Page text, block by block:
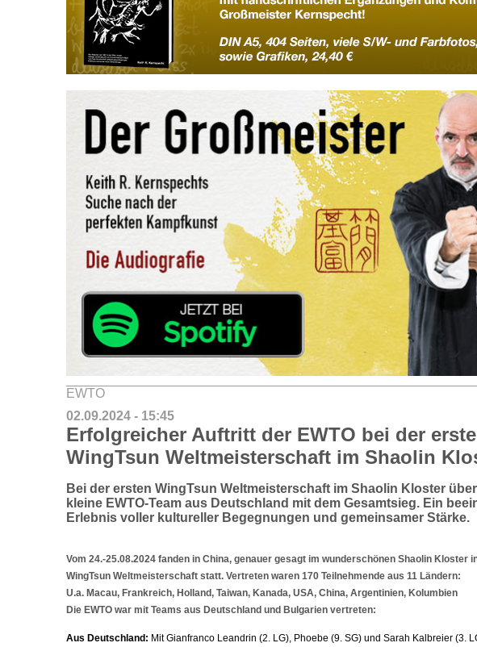
EWTO
02.09.2024 - 15:45
Erfolgreicher Auftritt der EWTO bei der
WingTsun Weltmeisterschaft im Shaolin
Bei der ersten WingTsun Weltmeisterschaft im Shaolin Kloster
kleine EWTO-Team aus Deutschland mit dem Gesamtsieg. Ein
Erlebnis voller kultureller Begegnungen und gemeinsamer Stärke.
Vom 24.-25.08.2024 fanden in China, genauer gesagt im wunderschönen Shaolin Kloster
WingTsun Weltmeisterschaft statt. Vertreten waren 170 Teilnehmende aus 11 Ländern:
U.a. Macau, Frankreich, Holland, Taiwan, Kanada, USA, China, Argentinien, Kolumbien
Die EWTO war mit Teams aus Deutschland und Bulgarien vertreten:
Aus Deutschland: Mit Gianfranco Leandrin (2. LG), Phoebe (9. SG) und Sarah Kalbreier (3.